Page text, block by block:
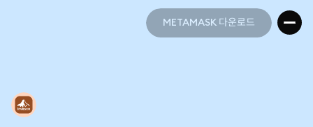
METAMASK 다운로드